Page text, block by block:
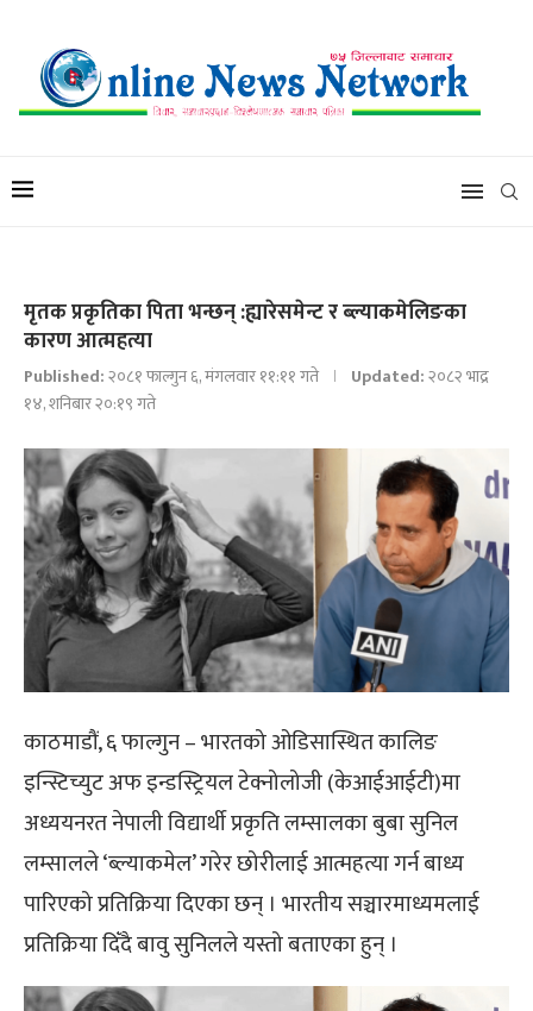
मृतक प्रकृतिका पिता भन्छन् :ह्यारेसमेन्ट र ब्ल्याकमेलिङका
कारण आत्महत्या
Published:२०८१ फाल्गुन ६, मंगलवार ११:११ गते Updated:२०८२ भाद्र
१४, शनिबार २०:१९ गते
काठमाडौं, ६ फाल्गुन – भारतको ओडिसास्थित कालिङ
इन्स्टिच्युट अफ इन्डस्ट्रियल टेक्नोलोजी (केआईआईटी)मा
अध्ययनरत नेपाली विद्यार्थी प्रकृति लम्सालका बुबा सुनिल
लम्सालले ‘ब्ल्याकमेल’ गरेर छोरीलाई आत्महत्या गर्न बाध्य
पारिएको प्रतिक्रिया दिएका छन् । भारतीय सञ्चारमाध्यमलाई
प्रतिक्रिया दिँदै बावु सुनिलले यस्तो बताएका हुन् ।